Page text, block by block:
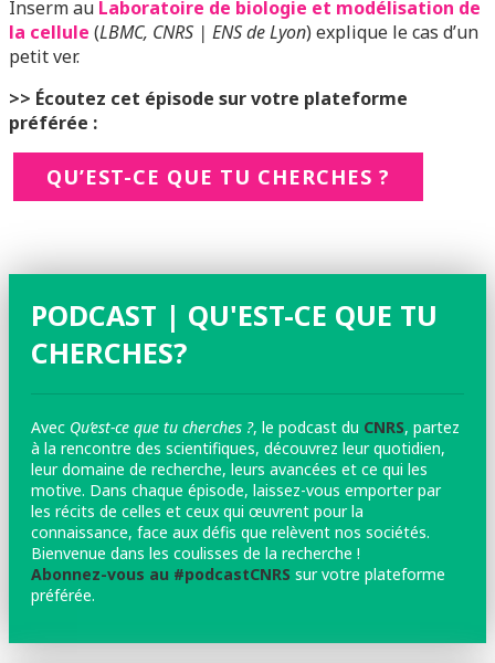
Inserm au Laboratoire de biologie et modélisation de
la cellule (LBMC, CNRS | ENS de Lyon) explique le cas d’un
petit ver.
>> Écoutez cet épisode sur votre plateforme
préférée :
QU’EST-CE QUE TU CHERCHES ?
PODCAST | QU'EST-CE QUE TU
CHERCHES?
Avec Qu’est-ce que tu cherches ?, le podcast du CNRS, partez
à la rencontre des scientifiques, découvrez leur quotidien,
leur domaine de recherche, leurs avancées et ce qui les
motive. Dans chaque épisode, laissez-vous emporter par
les récits de celles et ceux qui œuvrent pour la
connaissance, face aux défis que relèvent nos sociétés.
Bienvenue dans les coulisses de la recherche !
Abonnez-vous au #podcastCNRS sur votre plateforme
préférée.